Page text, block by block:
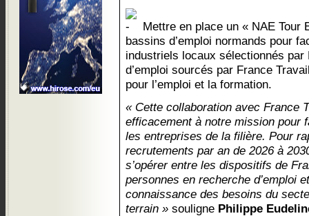
Mettre en place un « NAE Tour
bassins d’emploi normands pour
industriels locaux sélectionnés par
d’emploi sourcés par France
pour l’emploi et la formation.
« Cette collaboration avec France
efficacement à notre mission pour
les entreprises de la filière. Pour
recrutements par an de 2026 à
s’opérer entre les dispositifs de
personnes en recherche d’emploi
connaissance des besoins du
terrain » souligne Philippe